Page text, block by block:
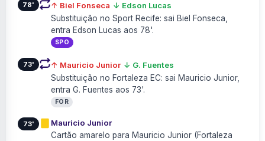
78' ↑ Biel Fonseca ↓ Edson Lucas
Substituição no Sport Recife: sai Biel Fonseca,
entra Edson Lucas aos 78'.
SPO
73' ↑ Mauricio Junior ↓ G. Fuentes
Substituição no Fortaleza EC: sai Mauricio Junior,
entra G. Fuentes aos 73'.
FOR
73'
Mauricio Junior
Cartão amarelo para Mauricio Junior (Fortaleza